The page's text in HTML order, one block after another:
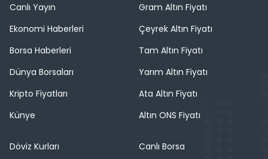
Canlı Yayın
Ekonomi Haberleri
Borsa Haberleri
Dünya Borsaları
Kripto Fiyatları
Künye
Gram Altın Fiyatı
Çeyrek Altın Fiyatı
Tam Altın Fiyatı
Yarım Altın Fiyatı
Ata Altın Fiyatı
Altın ONS Fiyatı
Döviz Kurları
Canlı Borsa